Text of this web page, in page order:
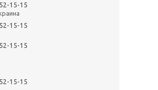
15-15
15-15
15-15
15-15